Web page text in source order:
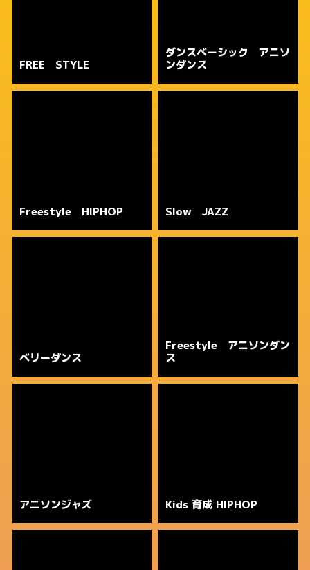
FREE STYLE
ダンスベーシック アニソ
ンダンス
Freestyle HIPHOP Slow JAZZ
ベリーダンス
Freestyle アニソンダン
ス
アニソンジャズ Kids 育成 HIPHOP